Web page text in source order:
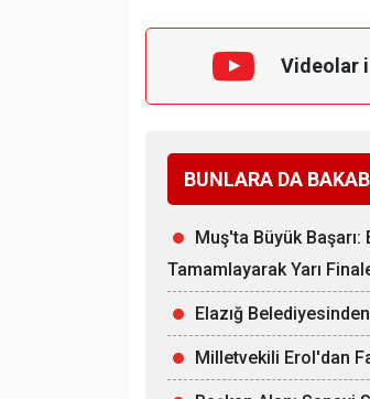
Videolar
BUNLARA DA
Muş'ta Büyük Başarı:
Tamamlayarak Yarı
Elazığ
Milletvekili Erol'dan